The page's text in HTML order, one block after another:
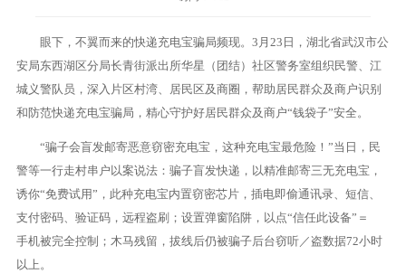
眼下，不翼而来的快递充电宝骗局频现。3月23日，湖北省武汉市公
安局东西湖区分局长青街派出所华星（团结）社区警务室组织民警、江
城义警队员，深入片区村湾、居民区及商圈，帮助居民群众及商户识别
和防范快递充电宝骗局，精心守护好居民群众及商户“钱袋子”安全。
“骗子会盲发邮寄恶意窃密充电宝，这种充电宝最危险！”当日，民
警等一行走村串户以案说法：骗子盲发快递，以精准邮寄三无充电宝，
诱你“免费试用”，此种充电宝内置窃密芯片，插电即偷通讯录、短信、
支付密码、验证码，远程盗刷；设置弹窗陷阱，以点“信任此设备”＝
手机被完全控制；木马残留，拔线后仍被骗子后台窃听／盗数据72小时
以上。